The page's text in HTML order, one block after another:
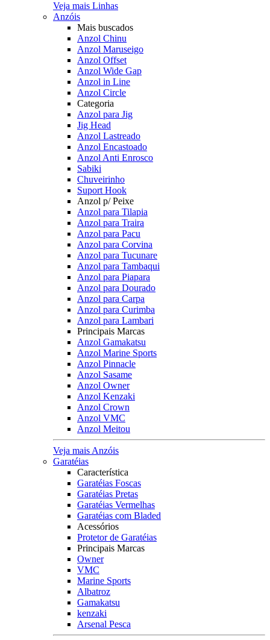
Veja mais Linhas
Anzóis
Mais buscados
Anzol Chinu
Anzol Maruseigo
Anzol Offset
Anzol Wide Gap
Anzol in Line
Anzol Circle
Categoria
Anzol para Jig
Jig Head
Anzol Lastreado
Anzol Encastoado
Anzol Anti Enrosco
Sabiki
Chuveirinho
Suport Hook
Anzol p/ Peixe
Anzol para Tilapia
Anzol para Traira
Anzol para Pacu
Anzol para Corvina
Anzol para Tucunare
Anzol para Tambaqui
Anzol para Piapara
Anzol para Dourado
Anzol para Carpa
Anzol para Curimba
Anzol para Lambari
Principais Marcas
Anzol Gamakatsu
Anzol Marine Sports
Anzol Pinnacle
Anzol Sasame
Anzol Owner
Anzol Kenzaki
Anzol Crown
Anzol VMC
Anzol Meitou
Veja mais Anzóis
Garatéias
Característica
Garatéias Foscas
Garatéias Pretas
Garatéias Vermelhas
Garatéias com Bladed
Acessórios
Protetor de Garatéias
Principais Marcas
Owner
VMC
Marine Sports
Albatroz
Gamakatsu
kenzaki
Arsenal Pesca